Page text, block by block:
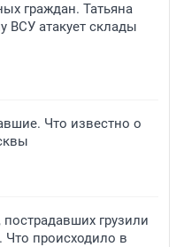
граждан. Татьяна
ВСУ атакует склады
Что известно о
грузили
Что происходило в